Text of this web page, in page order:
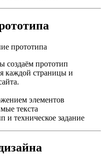
создаём прототип
каждой страницы и
элементов
текста
и техническое задание